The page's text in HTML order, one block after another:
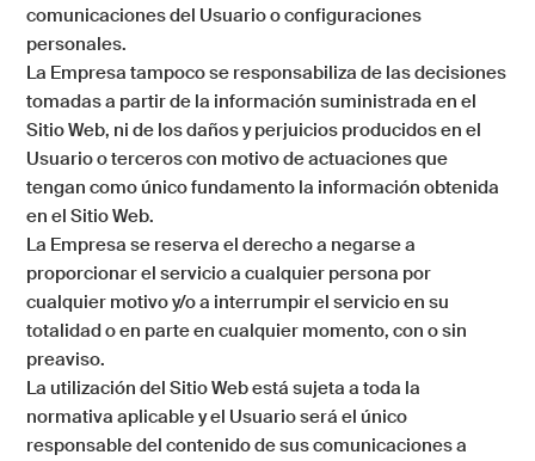
comunicaciones del Usuario o configuraciones
personales.
La Empresa tampoco se responsabiliza de las decisiones
tomadas a partir de la información suministrada en el
Sitio Web, ni de los daños y perjuicios producidos en el
Usuario o terceros con motivo de actuaciones que
tengan como único fundamento la información obtenida
en el Sitio Web.
La Empresa se reserva el derecho a negarse a
proporcionar el servicio a cualquier persona por
cualquier motivo y/o a interrumpir el servicio en su
totalidad o en parte en cualquier momento, con o sin
preaviso.
La utilización del Sitio Web está sujeta a toda la
normativa aplicable y el Usuario será el único
responsable del contenido de sus comunicaciones a